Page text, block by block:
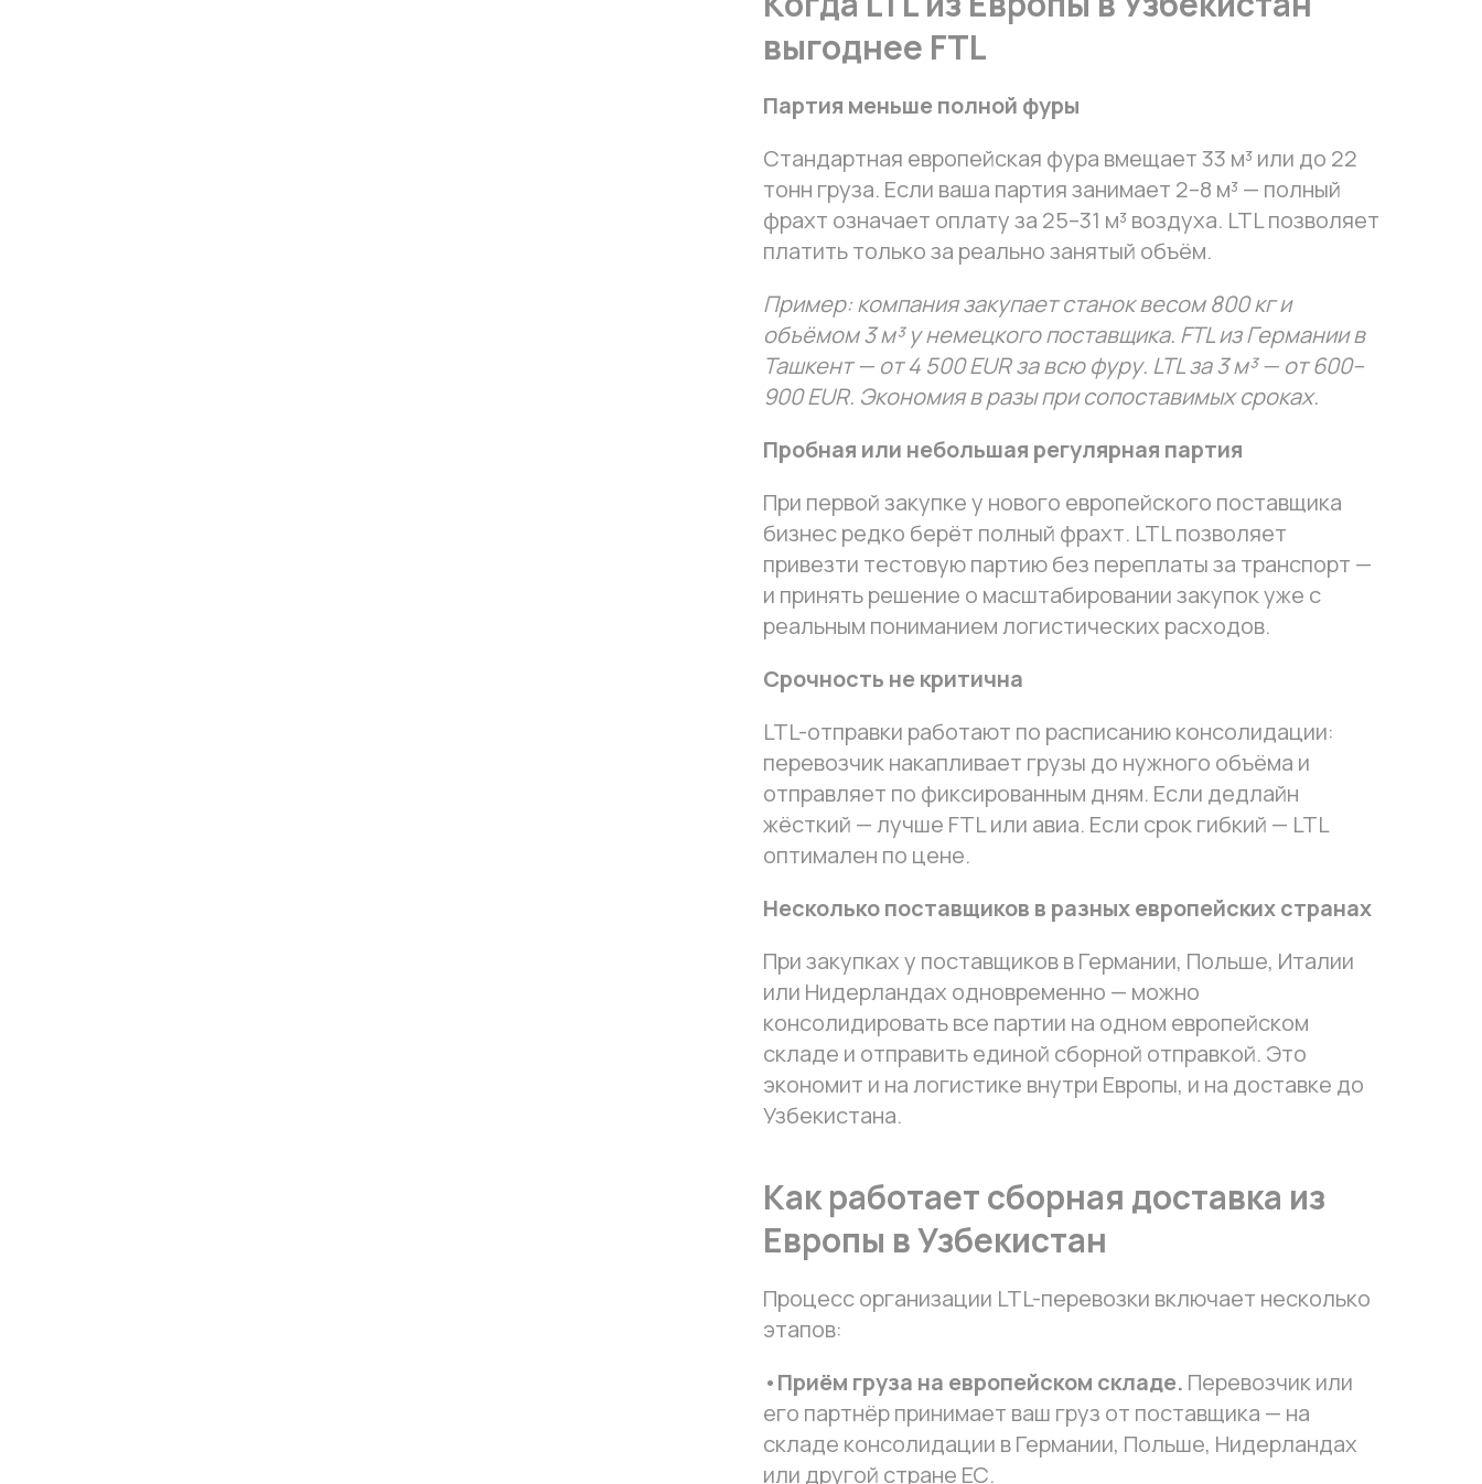
выгоднее FTL
Партия меньше полной фуры
Стандартная европейская фура вмещает 33 м³ или до 22
тонн груза. Если ваша партия занимает 2–8 м³ — полный
фрахт означает оплату за 25–31 м³ воздуха. LTL позволяет
платить только за реально занятый объём.
Пример: компания закупает станок весом 800 кг и
объёмом 3 м³ у немецкого поставщика. FTL из Германии в
Ташкент — от 4 500 EUR за всю фуру. LTL за 3 м³ — от 600–
900 EUR. Экономия в разы при сопоставимых сроках.
Пробная или небольшая регулярная партия
При первой закупке у нового европейского поставщика
бизнес редко берёт полный фрахт. LTL позволяет
привезти тестовую партию без переплаты за транспорт —
и принять решение о масштабировании закупок уже с
реальным пониманием логистических расходов.
Срочность не критична
LTL-отправки работают по расписанию консолидации:
перевозчик накапливает грузы до нужного объёма и
отправляет по фиксированным дням. Если дедлайн
жёсткий — лучше FTL или авиа. Если срок гибкий — LTL
оптимален по цене.
Несколько поставщиков в разных европейских странах
При закупках у поставщиков в Германии, Польше, Италии
или Нидерландах одновременно — можно
консолидировать все партии на одном европейском
складе и отправить единой сборной отправкой. Это
экономит и на логистике внутри Европы, и на доставке до
Узбекистана.
Как работает сборная доставка из
Европы в Узбекистан
Процесс организации LTL-перевозки включает несколько
этапов:
•Приём груза на европейском складе. Перевозчик или
его партнёр принимает ваш груз от поставщика — на
складе консолидации в Германии, Польше, Нидерландах
или другой стране ЕС.